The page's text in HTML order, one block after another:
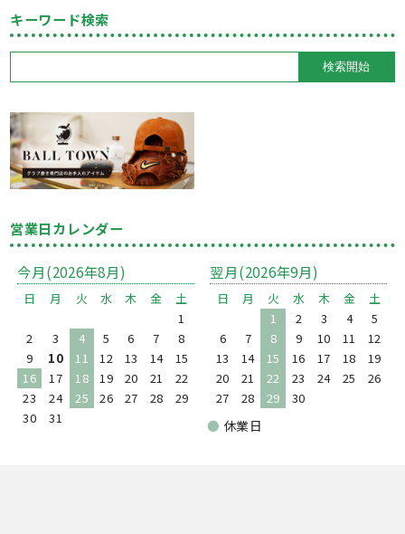
キーワード検索
営業日カレンダー
今月(2026年8月)
日 月 火 水 木 金
土
1
2
3 4 5 6 7
8
9
10 11 12 13 14
15
16
17 18 19 20 21
22
23
24 25 26 27 28
29
30
31
翌月(2026年9月)
日 月 火 水 木 金
土
1
2 3 4
5
6
7 8 9 10 11
12
13
14 15 16 17 18
19
20
21 22 23 24 25
26
27
28 29 30
● 休業日